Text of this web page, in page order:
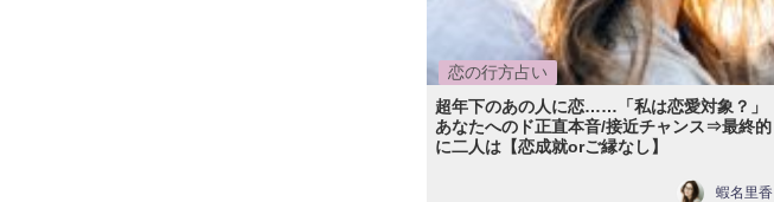
恋の行方占い
超年下のあの人に恋……「私は恋愛対象？」
あなたへのド正直本音/接近チャンス⇒最終的
に二人は【恋成就orご縁なし】
蝦名里香